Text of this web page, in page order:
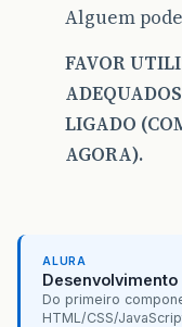
Alguem
FAVOR
LIGADO
AGORA).
ALURA
Do primeiro
HTML/CSS/